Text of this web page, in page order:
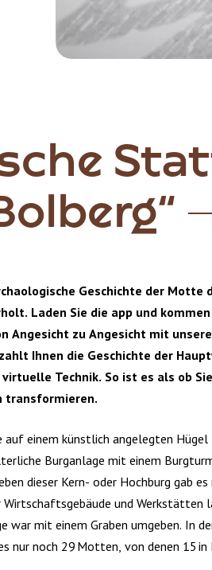
Geschichte der Motte
Laden Sie die app und kommen
Angesicht zu Angesicht mit
Ihnen die Geschichte der
Technik. So ist es als ob
transformieren.
auf einem künstlich angelegten Hügel
Burganlage mit einem
dieser Kern- oder Hochburg gab es
Wirtschaftsgebäude und Werkstätten
war mit einem Graben umgeben. In
nur noch 29 Motten, von denen 15 in